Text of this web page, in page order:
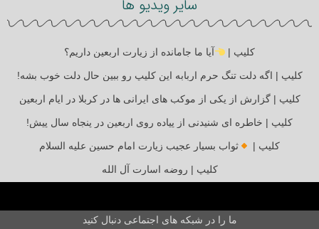
سایر ویدیو ها
کلیپ | آیا ما جامانده از زیارت اربعین داریم؟
کلیپ | اگه دلت تنگ حرم اربابه این کلیپ رو ببین حال دلت خوب بشه!
کلیپ | گزارش از یکی از موکب های ایرانی ها در کربلا در ایام اربعین
کلیپ | خاطره ای شنیدنی از پیاده روی اربعین در پنجاه سال پیش!
کلیپ | ثواب بسیار عجیب زیارت امام حسین علیه السلام
کلیپ | روضه اسارت آل الله
ما را در شبکه های اجتماعی دنبال کنید